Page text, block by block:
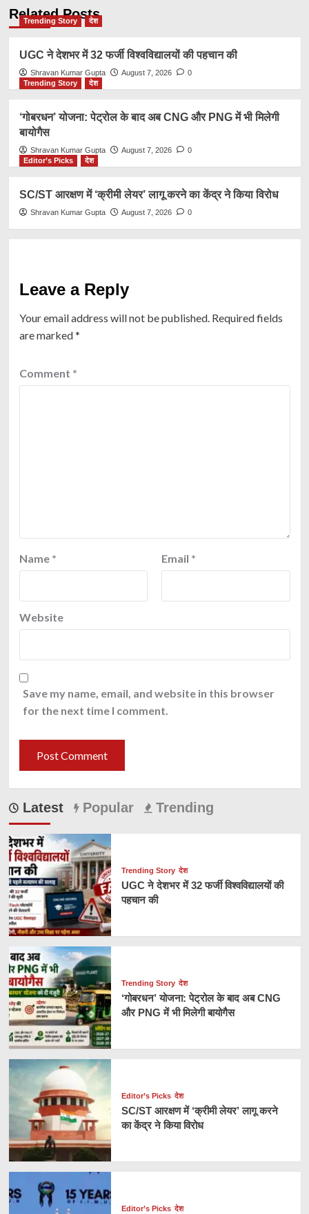
Related Posts
Trending Story देश
UGC ने देशभर में 32 फर्जी विश्वविद्यालयों की पहचान की
Shravan Kumar Gupta August 7, 2026
0
Trending Story
देश
‘गोबरधन’ योजना: पेट्रोल के बाद अब CNG और PNG में भी मिलेगी
बायोगैस
Shravan Kumar Gupta August 7, 2026
0
Editor’s Picks
देश
SC/ST आरक्षण में ‘क्रीमी लेयर’ लागू करने का केंद्र ने किया विरोध
Shravan Kumar Gupta August 7, 2026 0
Leave a Reply
Your email address will not be published. Required fields
are marked*
Comment *
Name * Email *
Website
Save my name, email, and website in this browser
for the next time I comment.
Latest Popular Trending
Trending Story देश
UGC ने देशभर में 32 फर्जी विश्वविद्यालयों की
पहचान की
Trending Story देश
‘गोबरधन’ योजना: पेट्रोल के बाद अब CNG
और PNG में भी मिलेगी बायोगैस
Editor’s Picks देश
SC/ST आरक्षण में ‘क्रीमी लेयर’ लागू करने
का केंद्र ने किया विरोध
Editor’s Picks देश